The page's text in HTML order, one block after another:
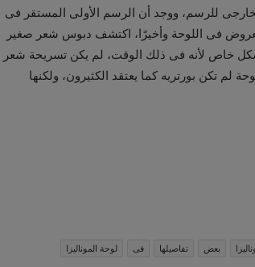
للرسم، ووجد أن الرسم الأولى المستقر فى
فى اللوحة وأخيرًا، اكتشف دبوس شعر صغير
خاص لأنه فى ذلك الوقت، لم يكن تسريحة شعر
لم تكن بورتريه كما يعتقد الكثيرون، ولكنها
بعض تفاصيلها فى
لوحة الموناليزا